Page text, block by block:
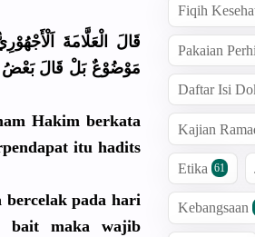
قَالَ الْعَلَّامَةَ اَلْأَجْهُ
مَوْضُوْعٌ بَلْ قَالَ بَعْضُ
Hakim berkata
t itu hadits
bercelak pada hari
bait maka wajib
Fiqih
Pakaian
Daftar Isi
Kajian
Etika 61
Kebangsaan